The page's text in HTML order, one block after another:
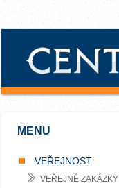
MENU
VEŘEJNOST
VEŘEJNÉ ZAKÁZKY